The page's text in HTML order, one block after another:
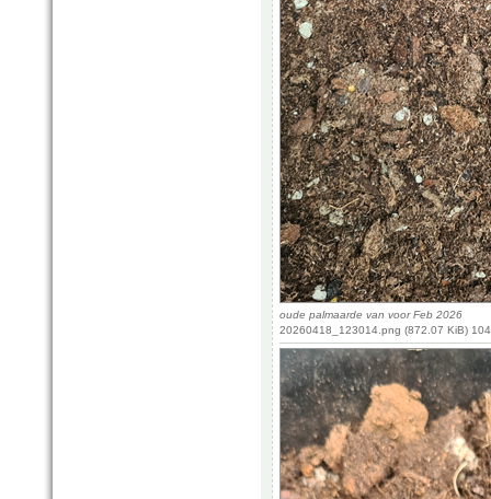
oude palmaarde van voor Feb 2026
20260418_123014.png (872.07 KiB)